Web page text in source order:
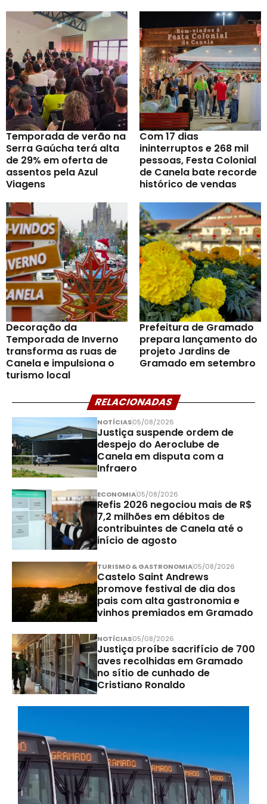
Temporada de verão na
Serra Gaúcha terá alta
de 29% em oferta de
assentos pela Azul
Viagens
Com 17 dias
ininterruptos e 268 mil
pessoas, Festa Colonial
de Canela bate recorde
histórico de vendas
Decoração da
Temporada de Inverno
transforma as ruas de
Canela e impulsiona o
turismo local
Prefeitura de Gramado
prepara lançamento do
projeto Jardins de
Gramado em setembro
RELACIONADAS
NOTÍCIAS05/08/2026
Justiça suspende ordem de
despejo do Aeroclube de
Canela em disputa com a
Infraero
ECONOMIA05/08/2026
Refis 2026 negociou mais de R$
7,2 milhões em débitos de
contribuintes de Canela até o
início de agosto
TURISMO & GASTRONOMIA05/08/2026
Castelo Saint Andrews
promove festival de dia dos
pais com alta gastronomia e
vinhos premiados em Gramado
NOTÍCIAS05/08/2026
Justiça proíbe sacrifício de 700
aves recolhidas em Gramado
no sítio de cunhado de
Cristiano Ronaldo